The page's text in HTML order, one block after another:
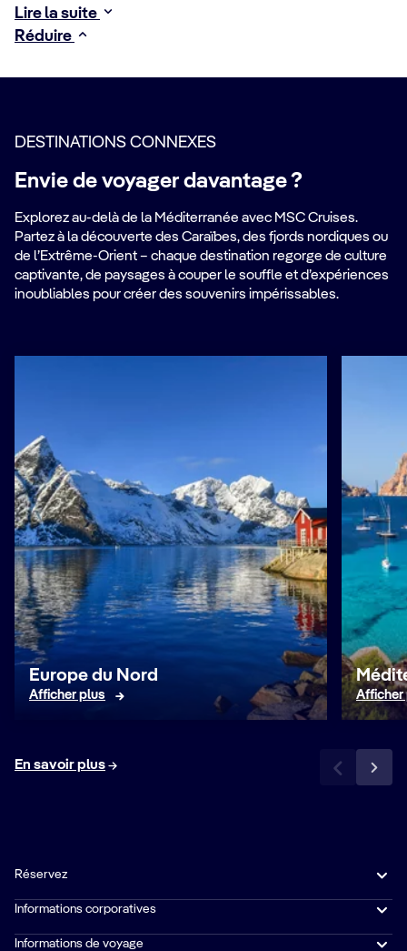
Lire la suite
Réduire
DESTINATIONS CONNEXES
Envie de voyager davantage ?
Explorez au-delà de la Méditerranée avec MSC Cruises.
Partez à la découverte des Caraïbes, des fjords nordiques ou
de l’Extrême-Orient – chaque destination regorge de culture
captivante, de paysages à couper le souffle et d’expériences
inoubliables pour créer des souvenirs impérissables.
Europe du Nord
Afficher plus Afficher
En savoir plus
Réservez
Informations corporatives
Informations de voyage